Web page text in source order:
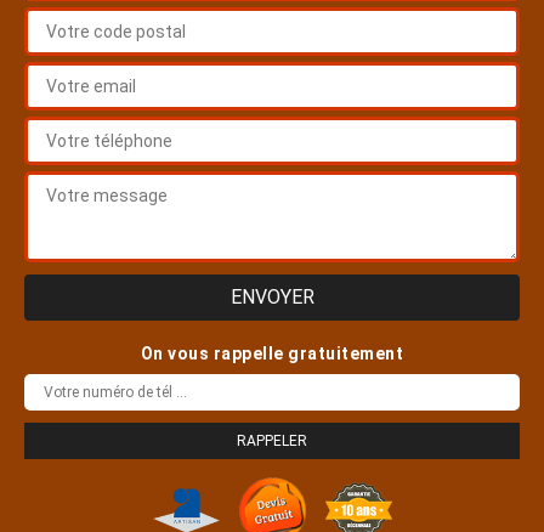
On vous rappelle gratuitement